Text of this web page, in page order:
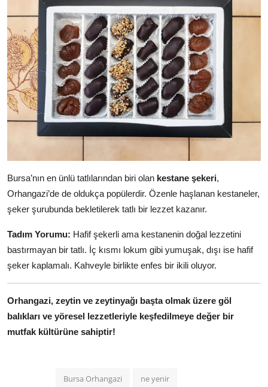
Bursa’nın en ünlü tatlılarından biri olan kestane şekeri,
Orhangazi’de de oldukça popülerdir. Özenle haşlanan kestaneler,
şeker şurubunda bekletilerek tatlı bir lezzet kazanır.
Tadım Yorumu: Hafif şekerli ama kestanenin doğal lezzetini
bastırmayan bir tatlı. İç kısmı lokum gibi yumuşak, dışı ise hafif
şeker kaplamalı. Kahveyle birlikte enfes bir ikili oluyor.
Orhangazi, zeytin ve zeytinyağı başta olmak üzere göl
balıkları ve yöresel lezzetleriyle keşfedilmeye değer bir
mutfak kültürüne sahiptir!
Bursa Orhangazi ne yenir